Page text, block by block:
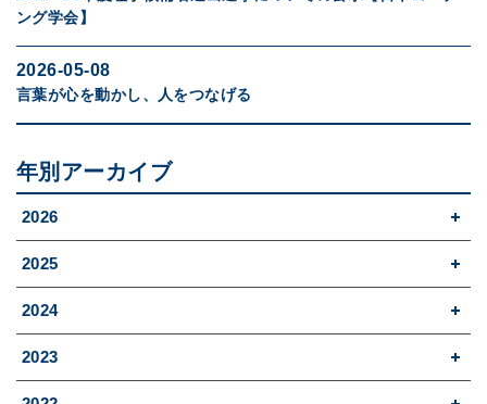
ング学会】
2026-05-08
言葉が心を動かし、人をつなげる
年別アーカイブ
2026
2025
2024
2023